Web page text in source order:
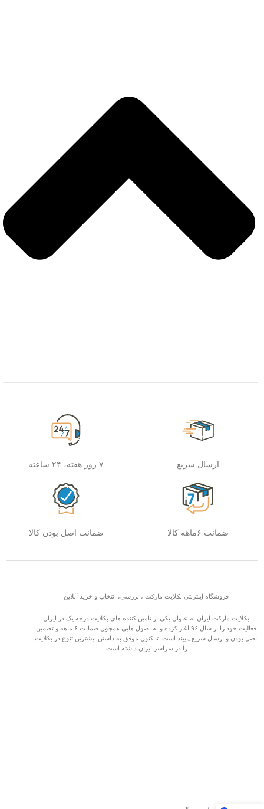
ارسال سریع ۷ روز هفته، ۲۴ ساعته
ضمانت ۶ماهه کالا ضمانت اصل بودن کالا
فروشگاه اینترنتی بکلایت مارکت ، بررسی، انتخاب و خرید آنلاین
بکلایت مارکت ایران به عنوان یکی از تامین کننده های بکلایت درجه یک در ایران
فعالیت خود را از سال ۹۶ آغاز کرده و به اصول هایی همچون ضمانت ۶ ماهه و تضمین
اصل بودن و ارسال سریع پایبند است. تا کنون موفق به داشتن بیشترین تنوع در بکلایت
را در سراسر ایران داشته است.